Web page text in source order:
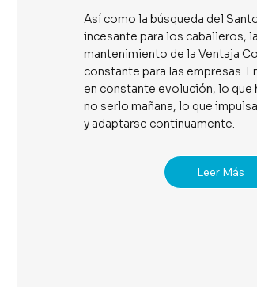
Así como la búsqueda del
incesante para los caballeros,
mantenimiento de la Ventaja
constante para las empresas.
en constante evolución, lo que
no serlo mañana, lo que
y adaptarse continuamente.
Leer Más